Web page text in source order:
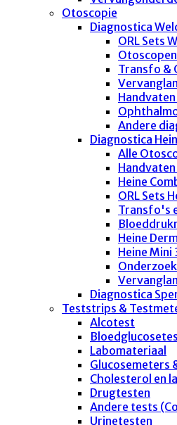
Otoscopie
Diagnostica
ORL Sets
Transfo &
Andere
Diagnostica
Alle
Heine
ORL Sets
Transfo's
Heine
Heine
Diagnostica
Teststrips &
Alcotest
Labomateriaal
Glucosemeters
Cholesterol en
Drugtesten
Andere tests
Urinetesten